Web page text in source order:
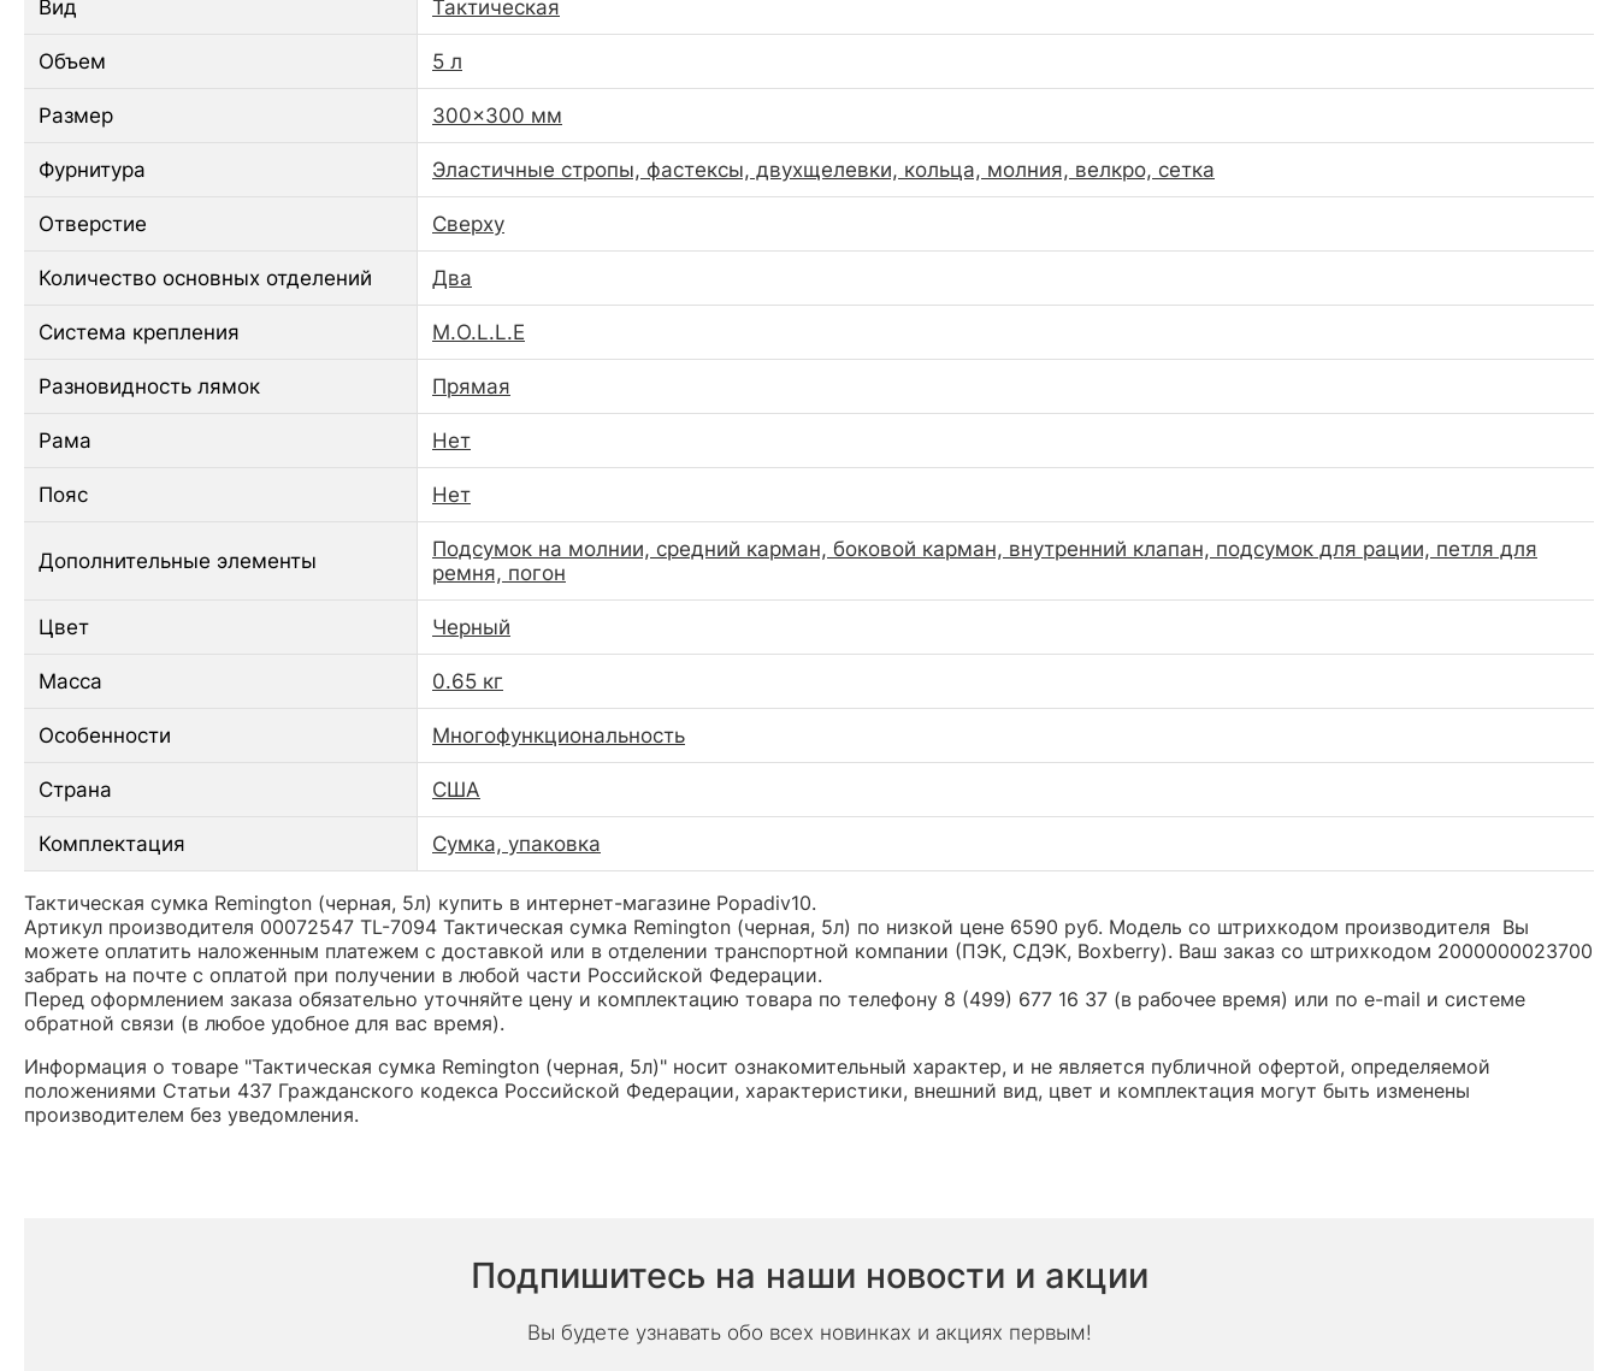
Вид Тактическая
Объем 5 л
Размер 300x300 мм
Фурнитура Эластичные стропы, фастексы, двухщелевки, кольца, молния, велкро, сетка
Отверстие Сверху
Количество основных отделений Два
Система крепления M.O.L.L.E
Разновидность лямок Прямая
Рама Нет
Пояс Нет
Дополнительные элементы
Подсумок на молнии, средний карман, боковой карман, внутренний клапан, подсумок для рации, петля для
ремня, погон
Цвет Черный
Масса 0.65 кг
Особенности Многофункциональность
Страна США
Комплектация Сумка, упаковка
Тактическая сумка Remington (черная, 5л) купить в интернет-магазине Popadiv10.
Артикул производителя 00072547 TL-7094 Тактическая сумка Remington (черная, 5л) по низкой цене 6590 руб. Модель со штрихкодом производителя Вы
можете оплатить наложенным платежем с доставкой или в отделении транспортной компании (ПЭК, СДЭК, Boxberry). Ваш заказ со штрихкодом 2000000023700
забрать на почте с оплатой при получении в любой части Российской Федерации.
Перед оформлением заказа обязательно уточняйте цену и комплектацию товара по телефону 8 (499) 677 16 37 (в рабочее время) или по e-mail и системе
обратной связи (в любое удобное для вас время).
Информация о товаре "Тактическая сумка Remington (черная, 5л)" носит ознакомительный характер, и не является публичной офертой, определяемой
положениями Статьи 437 Гражданского кодекса Российской Федерации, характеристики, внешний вид, цвет и комплектация могут быть изменены
производителем без уведомления.
Подпишитесь на наши новости и акции
Вы будете узнавать обо всех новинках и акциях первым!